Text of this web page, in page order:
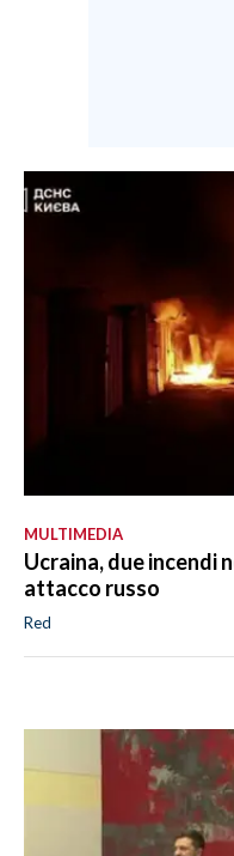
MULTIMEDIA
Ucraina, due incendi
attacco russo
Red